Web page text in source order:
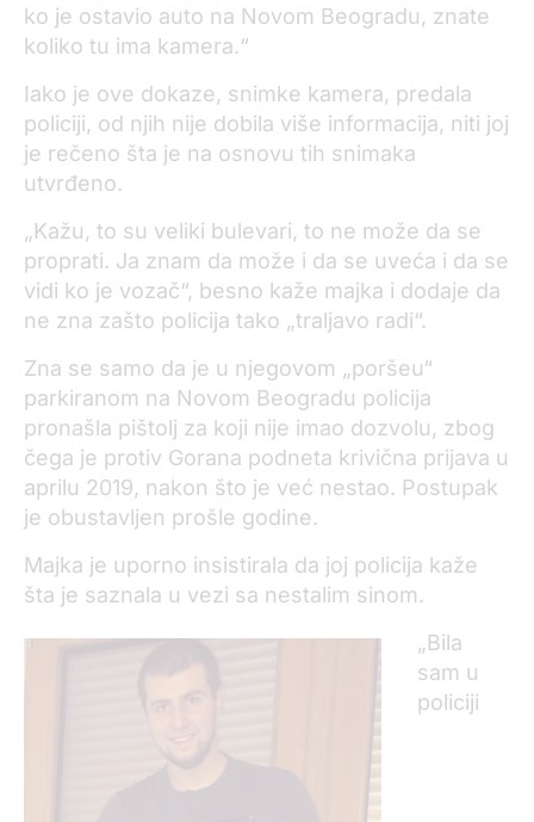
ko je ostavio auto na Novom Beogradu, znate
koliko tu ima kamera.“
Iako je ove dokaze, snimke kamera, predala
policiji, od njih nije dobila više informacija, niti joj
je rečeno šta je na osnovu tih snimaka
utvrđeno.
„Kažu, to su veliki bulevari, to ne može da se
proprati. Ja znam da može i da se uveća i da se
vidi ko je vozač“, besno kaže majka i dodaje da
ne zna zašto policija tako „traljavo radi“.
Zna se samo da je u njegovom „poršeu“
parkiranom na Novom Beogradu policija
pronašla pištolj za koji nije imao dozvolu, zbog
čega je protiv Gorana podneta krivična prijava u
aprilu 2019, nakon što je već nestao. Postupak
je obustavljen prošle godine.
Majka je uporno insistirala da joj policija kaže
šta je saznala u vezi sa nestalim sinom.
„Bila
sam u
policiji